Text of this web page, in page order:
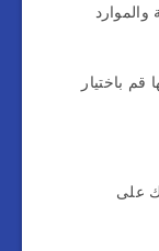
والموارد
قم باختيار
على